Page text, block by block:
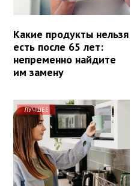
Какие продукты нельзя
есть после 65 лет:
непременно найдите
им замену
ЛУЧШЕЕ